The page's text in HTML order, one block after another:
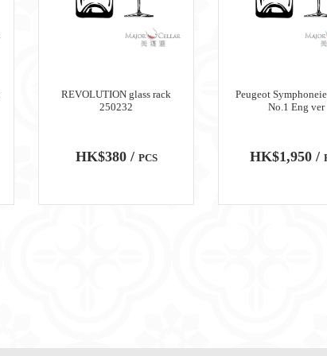
REVOLUTION glass rack
250232
HK$380 / PCS
Peugeot
No.1 Eng ver
HK$1,950 /